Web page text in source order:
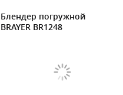
Блендер погружной
BRAYER BR1248